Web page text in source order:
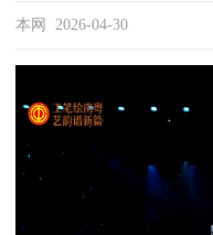
本网 2026-04-30